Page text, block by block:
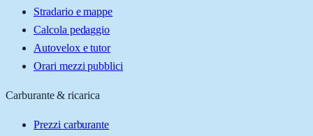
Stradario e mappe
Calcola pedaggio
Autovelox e tutor
Orari mezzi pubblici
Carburante & ricarica
Prezzi carburante